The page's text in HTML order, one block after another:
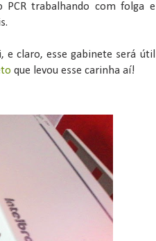
trabalhando com folga e
e claro, esse gabinete será útil
que levou esse carinha aí!